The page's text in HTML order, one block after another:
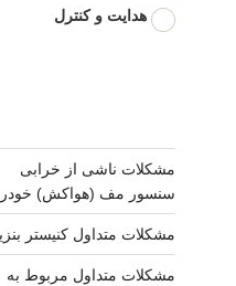
هدایت و کنترل
مشکلات ناشی از خرابی
سنسور مف (هواکش)
مشکلات متداول کنیستر
مشکلات متداول مربوط به